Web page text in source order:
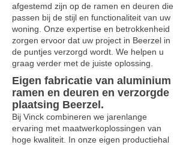
afgestemd zijn op de ramen en deuren die
passen bij de stijl en functionaliteit van uw
woning. Onze expertise en betrokkenheid
zorgen ervoor dat uw project in Beerzel in
de puntjes verzorgd wordt. We helpen u
graag verder met de juiste oplossing.
Eigen fabricatie van aluminium
ramen en deuren en verzorgde
plaatsing Beerzel.
Bij Vinck combineren we jarenlange
ervaring met maatwerkoplossingen van
hoge kwaliteit. In onze eigen productiehal